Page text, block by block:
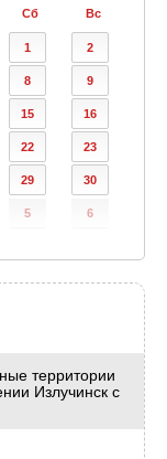
Сб Вс
1 2
8 9
15 16
22 23
29 30
5 6
территории
Излучинск с